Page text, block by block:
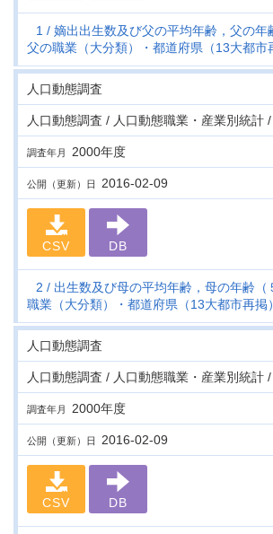
1
嫡出出生数及び父の平均年齢，父の年
父の職業（大分類）・都道府県（13大都市
人口動態調査
人口動態調査 / 人口動態職業・産業別統計
調査年月 2000年度
公開（更新）日 2016-02-09
CSV DB
2
出生数及び母の平均年齢，母の年齢（
職業（大分類）・都道府県（13大都市再掲
人口動態調査
人口動態調査 / 人口動態職業・産業別統計
調査年月 2000年度
公開（更新）日 2016-02-09
CSV DB